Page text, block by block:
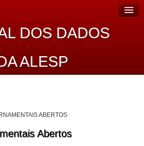
DOS DADOS
ALESP
ABERTOS
Abertos